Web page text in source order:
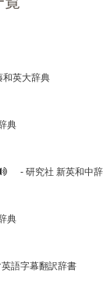
和英大辞典
典
- 研究社 新英和中
典
語字幕翻訳辞書